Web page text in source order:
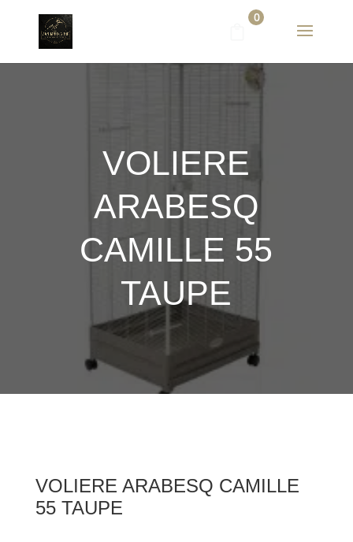
0
VOLIERE
ARABESQ
CAMILLE 55
TAUPE
VOLIERE ARABESQ CAMILLE
55 TAUPE